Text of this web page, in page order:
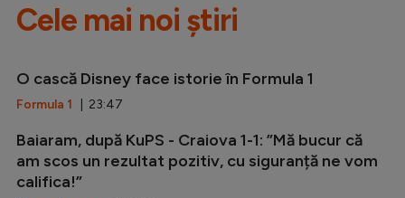
Cele mai noi știri
O cască Disney face istorie în Formula 1
Formula 1 | 23:47
Baiaram, după KuPS - Craiova 1-1: ”Mă bucur că
am scos un rezultat pozitiv, cu siguranță ne vom
califica!”